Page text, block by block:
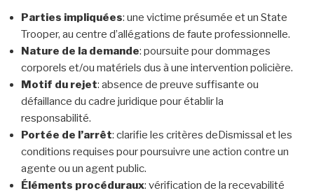
Parties impliquées: une victime présumée et un State
Trooper, au centre d’allégations de faute professionnelle.
Nature de la demande: poursuite pour dommages
corporels et/ou matériels dus à une intervention policière.
Motif du rejet: absence de preuve suffisante ou
défaillance du cadre juridique pour établir la
responsabilité.
Portée de l’arrêt: clarifie les critères deDismissal et les
conditions requises pour poursuivre une action contre un
agente ou un agent public.
Éléments procéduraux: vérification de la recevabilité